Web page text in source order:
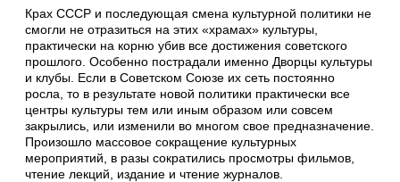
Крах СССР и последующая смена культурной политики не
смогли не отразиться на этих «храмах» культуры,
практически на корню убив все достижения советского
прошлого. Особенно пострадали именно Дворцы культуры
и клубы. Если в Советском Союзе их сеть постоянно
росла, то в результате новой политики практически все
центры культуры тем или иным образом или совсем
закрылись, или изменили во многом свое предназначение.
Произошло массовое сокращение культурных
мероприятий, в разы сократились просмотры фильмов,
чтение лекций, издание и чтение журналов.